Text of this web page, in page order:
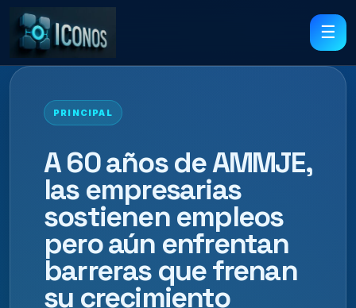
☰
PRINCIPAL
A 60 años de AMMJE,
las empresarias
sostienen empleos
pero aún enfrentan
barreras que frenan
su crecimiento